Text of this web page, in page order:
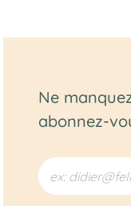
Ne
abonnez-